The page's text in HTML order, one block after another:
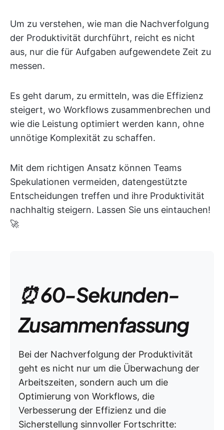
Um zu verstehen, wie man die Nachverfolgung
der Produktivität durchführt, reicht es nicht
aus, nur die für Aufgaben aufgewendete Zeit zu
messen.
Es geht darum, zu ermitteln, was die Effizienz
steigert, wo Workflows zusammenbrechen und
wie die Leistung optimiert werden kann, ohne
unnötige Komplexität zu schaffen.
Mit dem richtigen Ansatz können Teams
Spekulationen vermeiden, datengestützte
Entscheidungen treffen und ihre Produktivität
nachhaltig steigern. Lassen Sie uns eintauchen!
🚀
⏰ 60-Sekunden-
Zusammenfassung
Bei der Nachverfolgung der Produktivität
geht es nicht nur um die Überwachung der
Arbeitszeiten, sondern auch um die
Optimierung von Workflows, die
Verbesserung der Effizienz und die
Sicherstellung sinnvoller Fortschritte: